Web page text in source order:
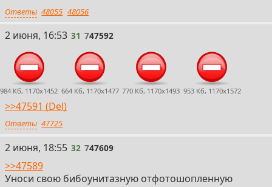
Ответы 48055 48056
31
2 июня, 16:53 31 747592
984 Кб, 1170x1452 664 Кб, 1170x1477 770 Кб, 1170x1493 953 Кб, 1170x1572
>>47591 (Del)
Ответы 47725
32
2 июня, 18:55 32 747609
>>47589
Уноси свою бибоунитазную отфотошопленную